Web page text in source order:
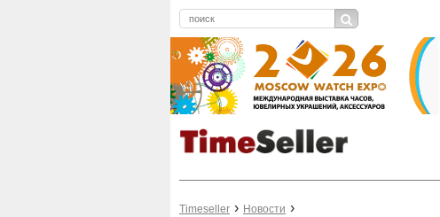
Timeseller Новости